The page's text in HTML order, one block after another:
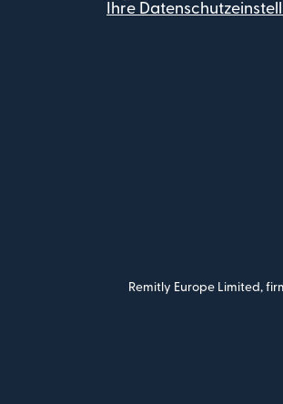
Ihre
Remitly Europe Limited,